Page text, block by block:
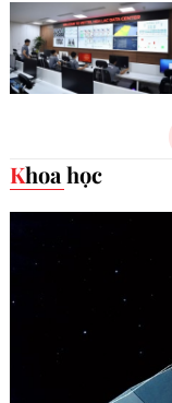
Khoa học